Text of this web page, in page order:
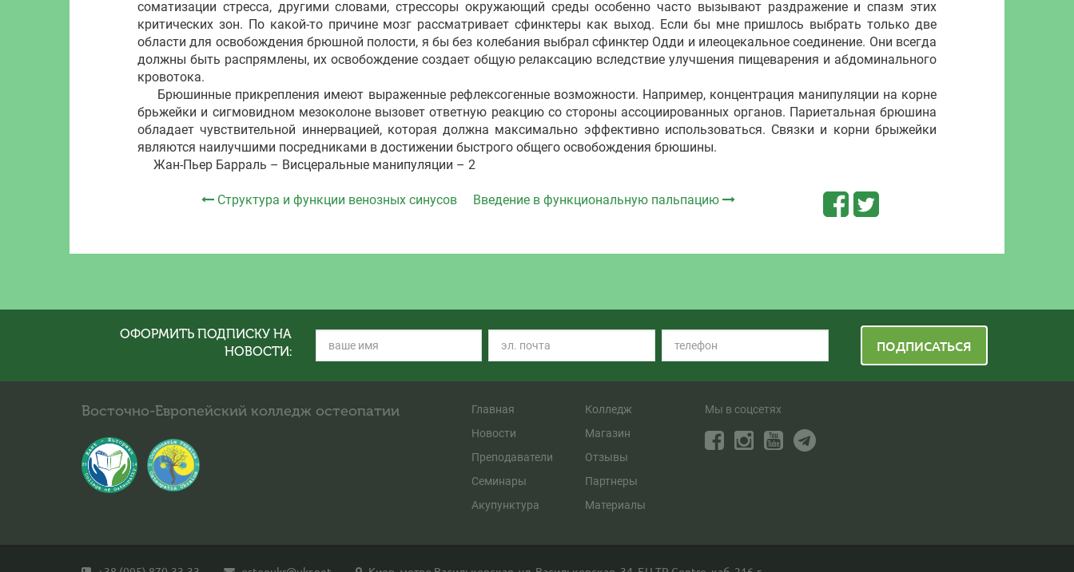
соматизации стресса, другими словами, стрессоры окружающий среды особенно часто вызывают раздражение и спазм этих
критических зон. По какой-то причине мозг рассматривает сфинктеры как выход. Если бы мне пришлось выбрать только две
области для освобождения брюшной полости, я бы без колебания выбрал сфинктер Одди и илеоцекальное соединение. Они всегда
должны быть распрямлены, их освобождение создает общую релаксацию вследствие улучшения пищеварения и абдоминального
кровотока.
Брюшинные прикрепления имеют выраженные рефлексогенные возможности. Например, концентрация манипуляции на корне
брьжейки и сигмовидном мезоколоне вызовет ответную реакцию со стороны ассоциированных органов. Париетальная брюшина
обладает чувствительной иннервацией, которая должна максимально эффективно использоваться. Связки и корни брыжейки
являются наилучшими посредниками в достижении быстрого общего освобождения брюшины.
Жан-Пьер Барраль – Висцеральные манипуляции – 2
Структура и функции венозных синусов Введение в функциональную пальпацию
ОФОРМИТЬ ПОДПИСКУ НА
НОВОСТИ:
ПОДПИСАТЬСЯ
Восточно-Европейский колледж остеопатии
Главная
Новости
Преподаватели
Семинары
Акупунктура
Колледж
Магазин
Отзывы
Партнеры
Материалы
Мы в соцсетях